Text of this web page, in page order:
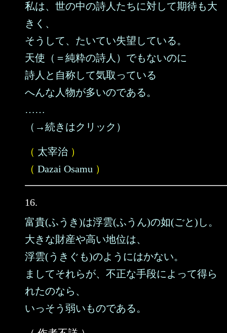
私は、世の中の詩人たちに対して期待も大
きく、
そうして、たいてい失望している。
天使（＝純粋の詩人）でもないのに
詩人と自称して気取っている
へんな人物が多いのである。
……
（→続きはクリック）
（ 太宰治 ）
（ Dazai Osamu ）
16.
富貴(ふうき)は浮雲(ふうん)の如(ごと)し。
大きな財産や高い地位は、
浮雲(うきぐも)のようにはかない。
ましてそれらが、不正な手段によって得ら
れたのなら、
いっそう弱いものである。